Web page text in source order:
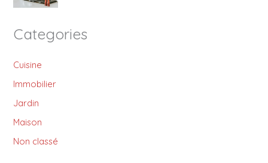
Categories
Cuisine
Immobilier
Jardin
Maison
Non classé